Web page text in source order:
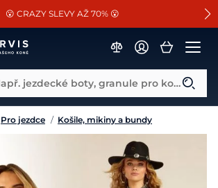
SLEVA 13% na vše od Cassini!
😮 CRAZY SLEVY AŽ 70% 😮
doplňky k vybraným sedlům ZDARMA 🐴
Co hledáte? Např. jezdecké boty, granule pro koně...
Pro jezdce / Košile, mikiny a bundy